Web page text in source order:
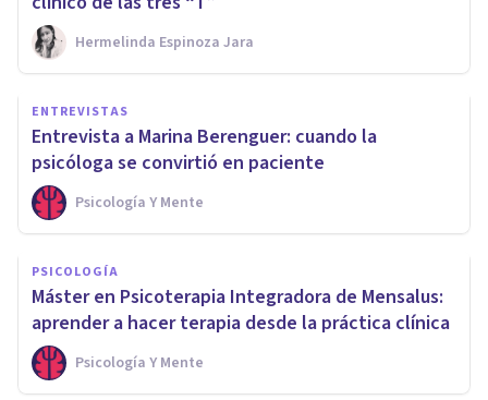
Hermelinda Espinoza Jara
ENTREVISTAS
Entrevista a Marina Berenguer: cuando la
psicóloga se convirtió en paciente
Psicología Y Mente
PSICOLOGÍA
Máster en Psicoterapia Integradora de Mensalus:
aprender a hacer terapia desde la práctica clínica
Psicología Y Mente